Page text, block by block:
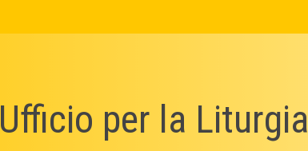
Ufficio per la Liturgia